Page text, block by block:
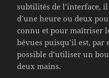
subtilités de l’interface,
d’une heure ou deux
connu et pour maîtriser
bévues puisqu’il est,
possible d’utiliser un
deux mains.